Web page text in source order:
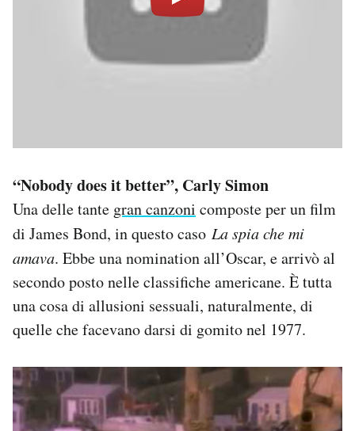
“Nobody does it better”, Carly Simon
Una delle tante gran canzoni composte per un film
di James Bond, in questo caso La spia che mi
amava. Ebbe una nomination all’Oscar, e arrivò al
secondo posto nelle classifiche americane. È tutta
una cosa di allusioni sessuali, naturalmente, di
quelle che facevano darsi di gomito nel 1977.